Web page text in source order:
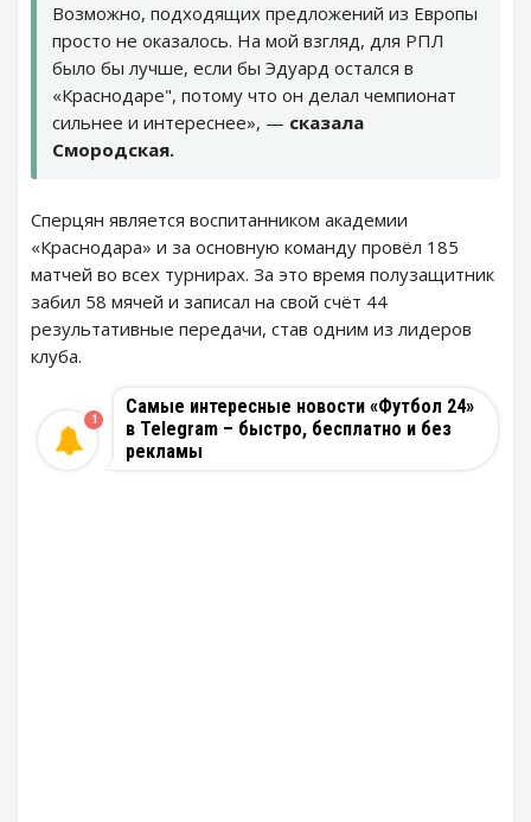
Возможно, подходящих предложений из Европы
просто не оказалось. На мой взгляд, для РПЛ
было бы лучше, если бы Эдуард остался в
«Краснодаре", потому что он делал чемпионат
сильнее и интереснее», — сказала
Смородская.
Сперцян является воспитанником академии
«Краснодара» и за основную команду провёл 185
матчей во всех турнирах. За это время полузащитник
забил 58 мячей и записал на свой счёт 44
результативные передачи, став одним из лидеров
клуба.
Самые интересные новости «Футбол 24»
в Telegram – быстро, бесплатно и без
рекламы
1